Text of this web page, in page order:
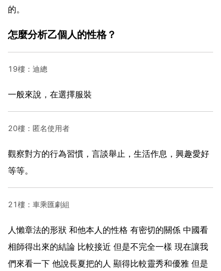
的。
怎麼分析乙個人的性格？
19樓：迪總
一般來說，在選擇服裝
20樓：匿名使用者
觀察對方的行為習慣，言談舉止，生活作息，興趣愛好
等等。
21樓：車乘匯劇組
人懶章法的形狀 和他本人的性格 有密切的關係 中國看
相師得出來的結論 比較接近 但是不完全一樣 現在讓我
們來看一下 他說長夏把的人 顯得比較靈秀和優雅 但是